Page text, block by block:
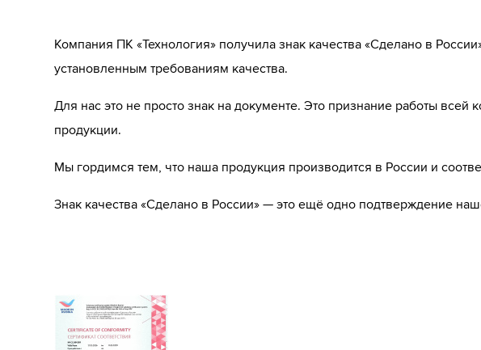
Компания ПК «Технология» получила знак качества «Сделано в
установленным требованиям качества.
Для нас это не просто знак на документе. Это признание работы
продукции.
Мы гордимся тем, что наша продукция производится в России и
Знак качества «Сделано в России» — это ещё одно подтверждение